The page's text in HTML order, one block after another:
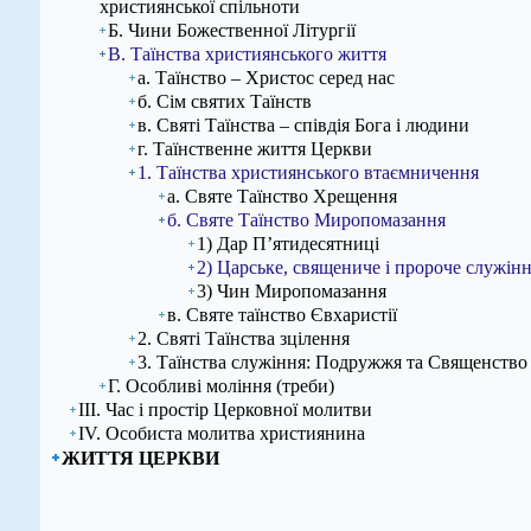
християнської спільноти
Б. Чини Божественної Літургії
В. Таїнства християнського життя
а. Таїнство – Христос серед нас
б. Сім святих Таїнств
в. Святі Таїнства – співдія Бога і людини
г. Таїнственне життя Церкви
1. Таїнства християнського втаємничення
а. Святе Таїнство Хрещення
б. Святе Таїнство Миропомазання
1) Дар П’ятидесятниці
2) Царське, священиче і пророче
3) Чин Миропомазання
в. Святе таїнство Євхаристії
2. Святі Таїнства зцілення
3. Таїнства служіння: Подружжя та Священство
Г. Особливі моління (треби)
ІІІ. Час і простір Церковної молитви
ІV. Особиста молитва християнина
ЖИТТЯ ЦЕРКВИ